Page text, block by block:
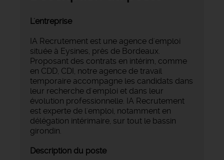
L'entreprise
IA Recrutement est une agence d'emploi
située à Eysines, près de Bordeaux.
Proposant des contrats en intérim, comme
en CDD, CDI, notre agence de travail
temporaire accompagne les candidats dans
leur recherche d'emploi et dans leur
évolution professionnelle. IA Recrutement
est experte de l'emploi, notamment en
délégation intérimaire, sur tout le bassin
girondin.
Description du poste